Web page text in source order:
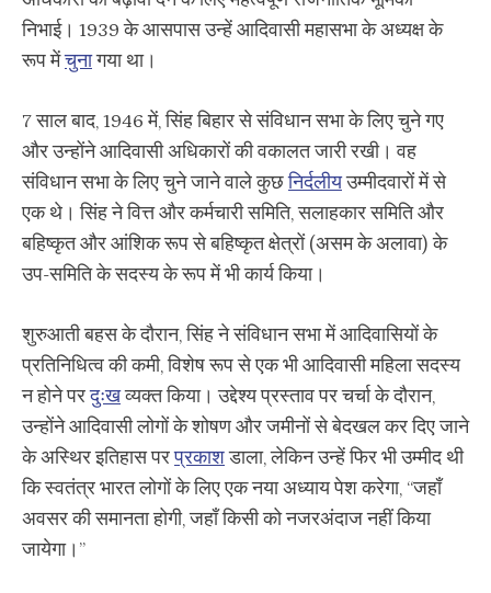
निभाई। 1939 के आसपास उन्हें आदिवासी महासभा के अध्यक्ष के
रूप मेंचुनागया था।
7 साल बाद, 1946 में, सिंह बिहार से संविधान सभा के लिए चुने गए
और उन्होंने आदिवासी अधिकारों की वकालत जारी रखी। वह
संविधान सभा के लिए चुने जाने वाले कुछनिर्दलीयउम्मीदवारों में से
एक थे। सिंह ने वित्त और कर्मचारी समिति, सलाहकार समिति और
बहिष्कृत और आंशिक रूप से बहिष्कृत क्षेत्रों (असम के अलावा) के
उप-समिति के सदस्य के रूप में भी कार्य किया।
शुरुआती बहस के दौरान, सिंह ने संविधान सभा में आदिवासियों के
प्रतिनिधित्व की कमी, विशेष रूप से एक भी आदिवासी महिला सदस्य
न होने परदुःखव्यक्त किया। उद्देश्य प्रस्ताव पर चर्चा के दौरान,
उन्होंने आदिवासी लोगों के शोषण और जमीनों से बेदखल कर दिए जाने
के अस्थिर इतिहास परप्रकाशडाला, लेकिन उन्हें फिर भी उम्मीद थी
कि स्वतंत्र भारत लोगों के लिए एक नया अध्याय पेश करेगा, “जहाँ
अवसर की समानता होगी, जहाँ किसी को नजरअंदाज नहीं किया
जायेगा।”